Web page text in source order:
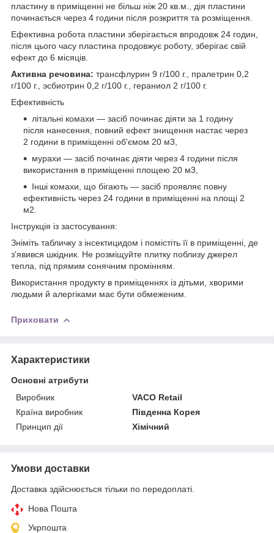
пластину в приміщенні не більш ніж 20 кв.м., дія пластини
починається через 4 години після розкриття та розміщення.
Ефективна робота пластини зберігається впродовж 24 годин,
після цього часу пластина продовжує роботу, зберігає свій
ефект до 6 місяців.
Активна речовина: трансфлурин 9 г/100 г., пралетрин 0,2
г/100 г., эсбиотрин 0,2 г/100 г., гераниол 2 г/100 г.
Ефективність
літальні комахи — засіб починає діяти за 1 годину
після нанесення, повний ефект знищення настає через
2 години в приміщенні об'ємом 20 м3,
мурахи — засіб починає діяти через 4 години після
використання в приміщенні площею 20 м3,
Інші комахи, що бігають — засіб проявляє повну
ефективність через 24 години в приміщенні на площі 2
м2.
Інструкція із застосування:
Зніміть табличку з інсектицидом і помістіть її в приміщенні, де
з'явився шкідник. Не розміщуйте плитку поблизу джерел
тепла, під прямим сонячним промінням.
Використання продукту в приміщеннях із дітьми, хворими
людьми й алергіками має бути обмеженим.
Приховати
Характеристики
Основні атрибути
Виробник
VACO Retail
Країна виробник
Південна Корея
Принцип дії
Хімічний
Умови доставки
Доставка здійснюється тільки по передоплаті.
Нова Пошта
Укрпошта